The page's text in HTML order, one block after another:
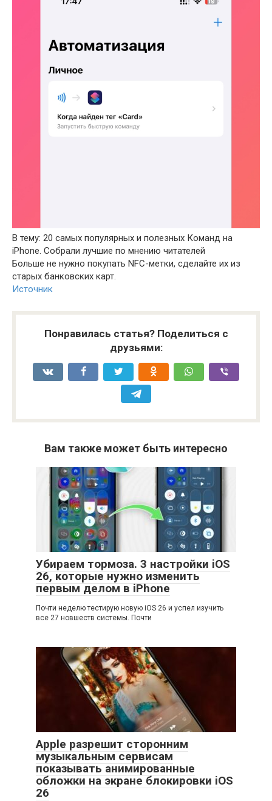
В тему: 20 самых популярных и полезных Команд на
iPhone. Собрали лучшие по мнению читателей
Больше не нужно покупать NFC-метки, сделайте их из
старых банковских карт.
Источник
Понравилась статья? Поделиться с
друзьями:
Вам также может быть интересно
Убираем тормоза. 3 настройки iOS
26, которые нужно изменить
первым делом в iPhone
Почти неделю тестирую новую iOS 26 и успел изучить
все 27 новшеств системы. Почти
Apple разрешит сторонним
музыкальным сервисам
показывать анимированные
обложки на экране блокировки iOS
26